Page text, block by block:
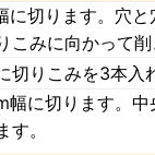
に切ります。穴
こみに向かって削
切りこみを3本入
幅に切ります。中
。